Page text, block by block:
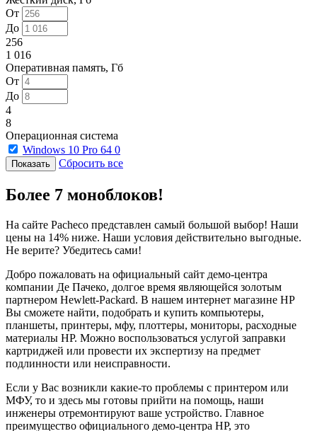
От
До
256
1 016
Оперативная память, Гб
От
До
4
8
Операционная система
Windows 10 Pro 64 0
Сбросить все
Более 7 моноблоков!
На сайте Pacheco представлен самый большой выбор! Наши
цены на 14% ниже. Наши условия действительно выгодные.
Не верите? Убедитесь сами!
Добро пожаловать на официальный сайт демо-центра
компании Де Пачеко, долгое время являющейся золотым
партнером Hewlett-Packard. В нашем интернет магазине HP
Вы сможете найти, подобрать и купить компьютеры,
планшеты, принтеры, мфу, плоттеры, мониторы, расходные
материалы HP. Можно воспользоваться услугой заправки
картриджей или провести их экспертизу на предмет
подлинности или неисправности.
Если у Вас возникли какие-то проблемы с принтером или
МФУ, то и здесь мы готовы прийти на помощь, наши
инженеры отремонтируют ваше устройство. Главное
преимущество официального демо-центра HP, это